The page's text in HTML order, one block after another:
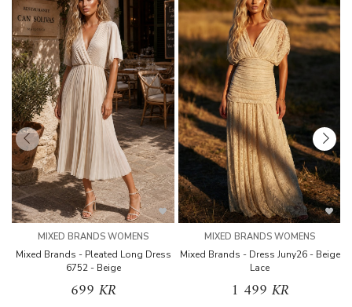
MIXED BRANDS WOMENS
Mixed Brands - Pleated Long Dress
6752 - Beige
699 KR
MIXED BRANDS WOMENS
Mixed Brands - Dress Juny26 - Beige
Lace
1 499 KR